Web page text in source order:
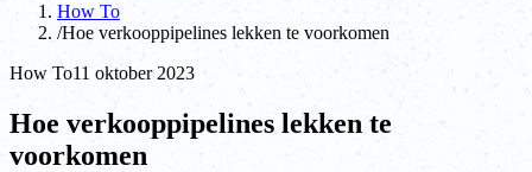
How To
/Hoe verkooppipelines lekken te voorkomen
How To11 oktober 2023
Hoe verkooppipelines lekken te
voorkomen